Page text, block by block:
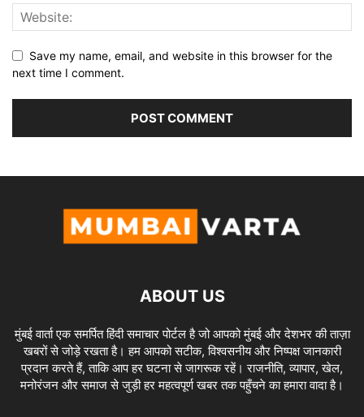
Save my name, email, and website in this browser for the
next time I comment.
ABOUT US
मुंबई वार्ता एक समर्पित हिंदी समाचार पोर्टल है जो आपको मुंबई और देशभर की ताज़ा
खबरों से जोड़े रखता है। हम आपको सटीक, विश्वसनीय और निष्पक्ष जानकारी
प्रदान करते हैं, ताकि आप हर घटना से जागरूक रहें। राजनीति, व्यापार, खेल,
मनोरंजन और समाज से जुड़ी हर महत्वपूर्ण खबर तक पहुँचने का हमारा वादा है।